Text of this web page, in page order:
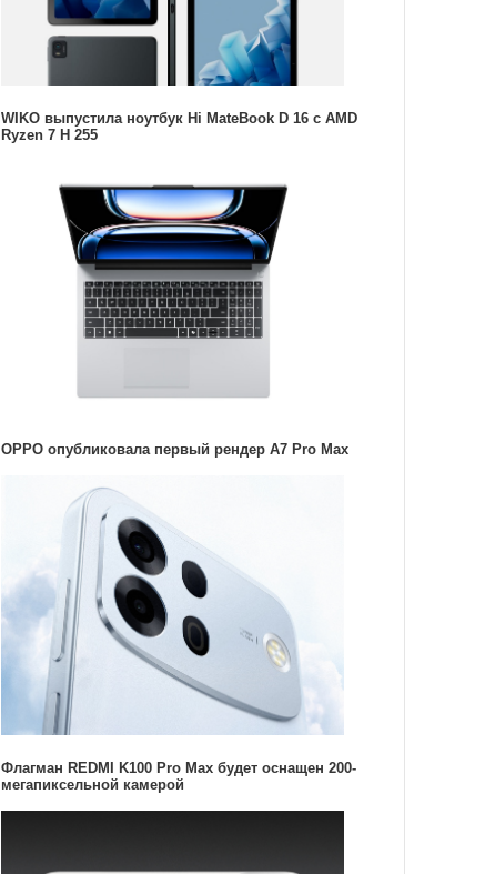
WIKO выпустила ноутбук Hi MateBook D 16 с AMD
Ryzen 7 H 255
OPPO опубликовала первый рендер A7 Pro Max
Флагман REDMI K100 Pro Max будет оснащен 200-
мегапиксельной камерой